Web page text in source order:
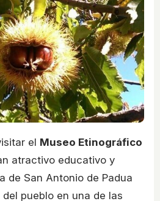
el Museo Etinográfico
atractivo educativo y
de San Antonio de Padua
pueblo en una de las